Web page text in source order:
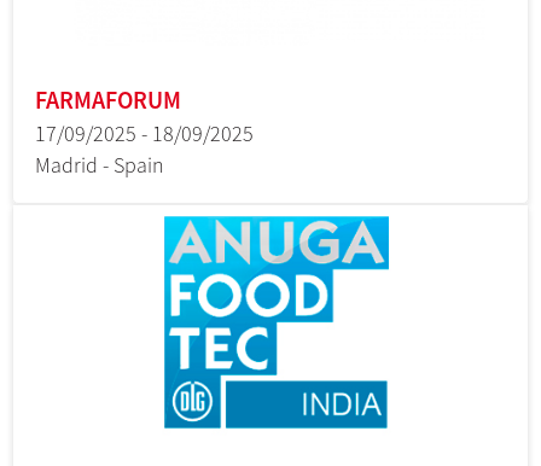
FARMAFORUM
17/09/2025 - 18/09/2025
Madrid - Spain